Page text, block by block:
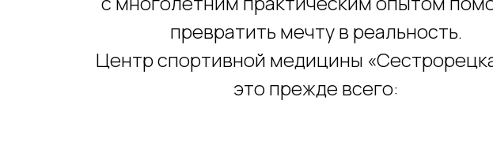
превратить мечту в реальность.
Центр спортивной медицины
это прежде всего: